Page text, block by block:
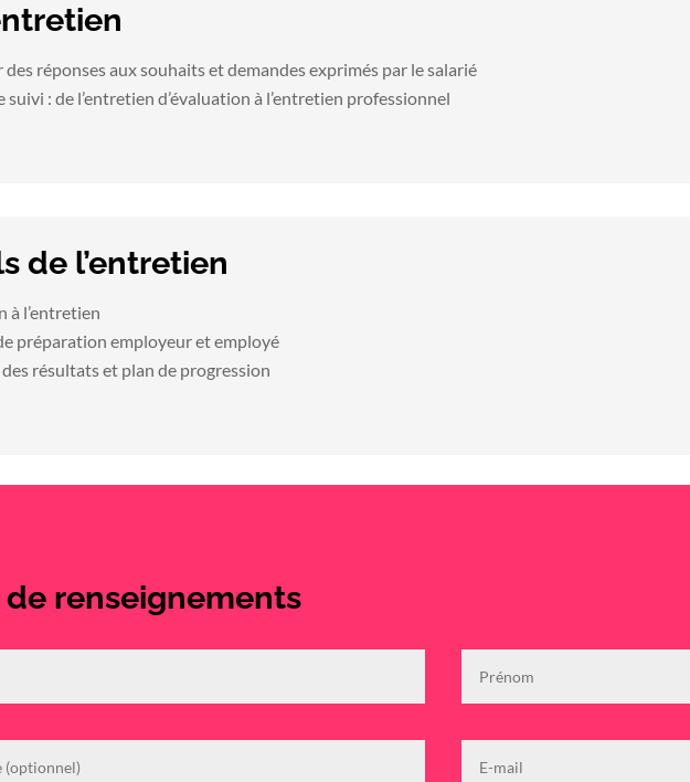
réponses aux souhaits et demandes exprimés par le salarié
suivi : de l’entretien d’évaluation à l’entretien professionnel
de l’entretien
à l’entretien
préparation employeur et employé
résultats et plan de progression
renseignements